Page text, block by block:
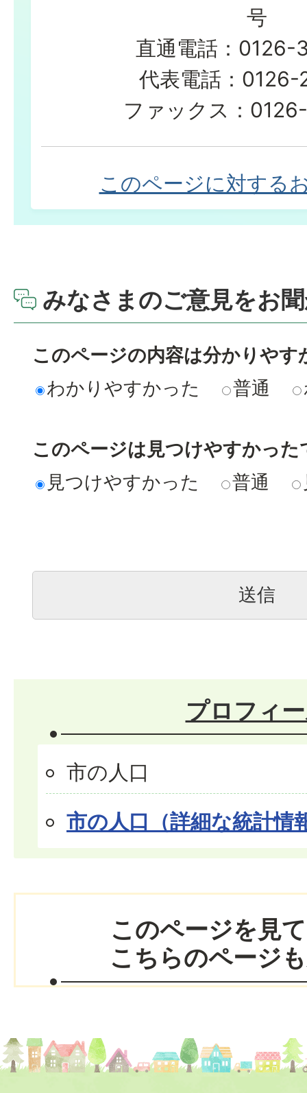
号
直通電話：0126-
代表電話：0126-
ファックス：
このページに対する
みなさまのご意見をお
このページの内容は分かりやす
わかりやすかった
普通
このページは見つけやすかった
見つけやすかった
普通
プロフィ
市の人口
市の人口（詳細な統計情
このページを見
こちらのページ